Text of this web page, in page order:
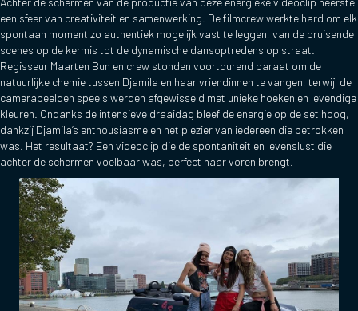
een sfeer van creativiteit en samenwerking. De filmcrew werkte hard om elk
spontaan moment zo authentiek mogelijk vast te leggen, van de bruisende
scenes op de kermis tot de dynamische dansoptredens op straat.
Regisseur Maarten Bun en crew stonden voortdurend paraat om de
natuurlijke chemie tussen Djamila en haar vriendinnen te vangen, terwijl de
camerabeelden speels werden afgewisseld met unieke hoeken en levendige
kleuren. Ondanks de intensieve draaidag bleef de energie op de set hoog,
dankzij Djamila’s enthousiasme en het plezier van iedereen die betrokken
was. Het resultaat? Een videoclip die de spontaniteit en levenslust die
achter de schermen voelbaar was, perfect naar voren brengt.